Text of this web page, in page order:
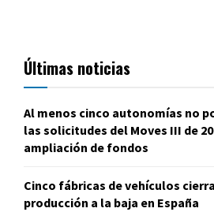
Últimas noticias
Al menos cinco autonomías no
las solicitudes del Moves III de
ampliación de fondos
Cinco fábricas de vehículos
producción a la baja en España